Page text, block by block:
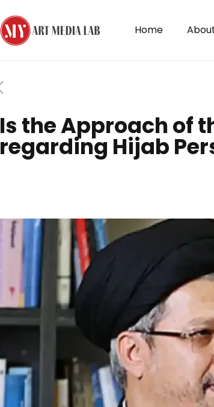
Home
Is the Approach of
regarding Hijab